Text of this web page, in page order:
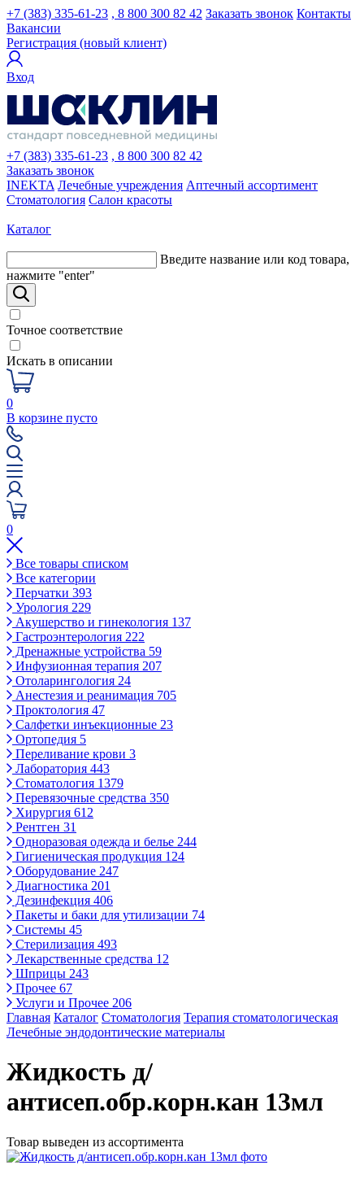
+7 (383) 335-61-23 , 8 800 300 82 42 Заказать звонок Контакты
Вакансии
Регистрация (новый клиент)
Вход
+7 (383) 335-61-23 , 8 800 300 82 42
Заказать звонок
INEKTA Лечебные учреждения Аптечный ассортимент
Стоматология Салон красоты
Каталог
Введите название или код товара,
нажмите "enter"
Точное соответствие
Искать в описании
0
В корзине пусто
0
Все товары списком
Все категории
Перчатки 393
Урология 229
Акушерство и гинекология 137
Гастроэнтерология 222
Дренажные устройства 59
Инфузионная терапия 207
Отоларингология 24
Анестезия и реанимация 705
Проктология 47
Салфетки инъекционные 23
Ортопедия 5
Переливание крови 3
Лаборатория 443
Стоматология 1379
Перевязочные средства 350
Хирургия 612
Рентген 31
Одноразовая одежда и белье 244
Гигиеническая продукция 124
Оборудование 247
Диагностика 201
Дезинфекция 406
Пакеты и баки для утилизации 74
Системы 45
Стерилизация 493
Лекарственные средства 12
Шприцы 243
Прочее 67
Услуги и Прочее 206
Главная Каталог Стоматология Терапия стоматологическая
Лечебные эндодонтические материалы
Жидкость д/
антисеп.обр.корн.кан 13мл
Товар выведен из ассортимента